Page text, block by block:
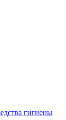
гигиены